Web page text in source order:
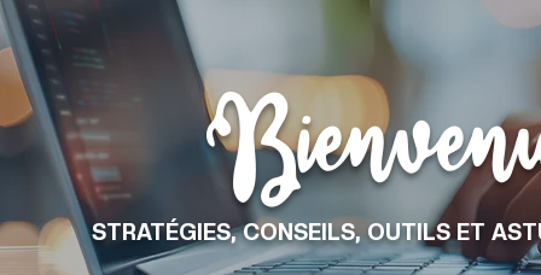
STRATÉGIES, CONSEILS, OUTILS ET